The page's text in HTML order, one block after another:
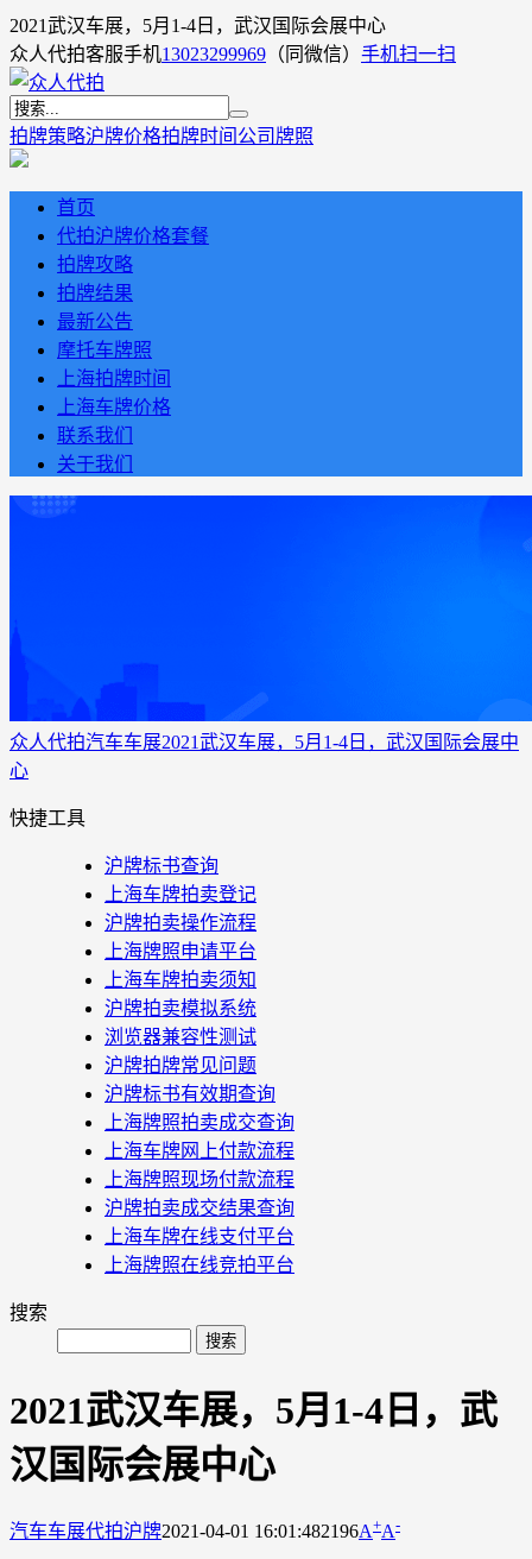
2021武汉车展，5月1-4日，武汉国际会展中心
众人代拍客服手机13023299969 （同微信） 手机扫一扫
拍牌策略沪牌价格拍牌时间 公司牌照
首页
代拍沪牌价格套餐
拍牌攻略
拍牌结果
最新公告
摩托车牌照
上海拍牌时间
上海车牌价格
联系我们
关于我们
众人代拍汽车车展2021武汉车展，5月1-4日，武汉国际会展中
心
快捷工具
沪牌标书查询
上海车牌拍卖登记
沪牌拍卖操作流程
上海牌照申请平台
上海车牌拍卖须知
沪牌拍卖模拟系统
浏览器兼容性测试
沪牌拍牌常见问题
沪牌标书有效期查询
上海牌照拍卖成交查询
上海车牌网上付款流程
上海牌照现场付款流程
沪牌拍卖成交结果查询
上海车牌在线支付平台
上海牌照在线竞拍平台
搜索
2021武汉车展，5月1-4日，武
汉国际会展中心
汽车车展代拍沪牌2021-04-01 16:01:482196A+A-